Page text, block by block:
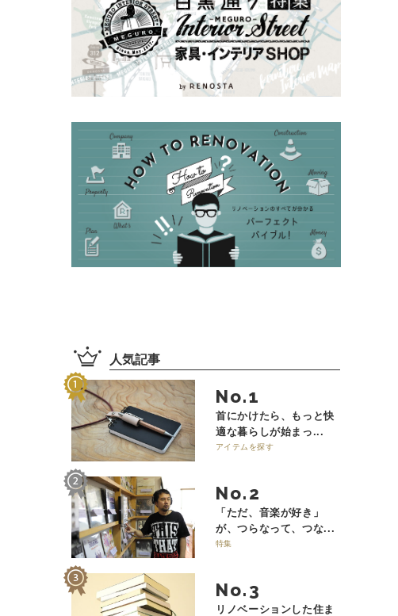
人気記事
No.
首にかけたら、もっと快
適な暮らしが始まっ...
アイテムを探す
No.
「ただ、音楽が好き」
が、つらなって、つな...
特集
No.
リノベーションした住ま